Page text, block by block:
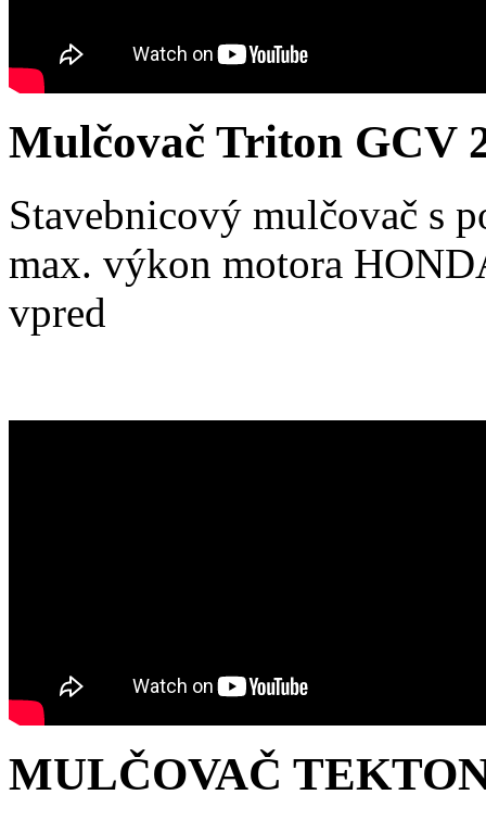
Mulčovač Triton GCV
Stavebnicový mulčovač s
max. výkon motora
vpred
MULČOVAČ